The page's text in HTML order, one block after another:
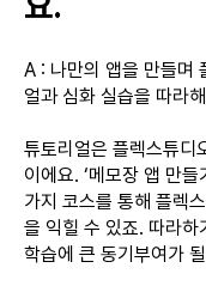
A : 나만의 앱을 만들며
얼과 심화 실습을 따라
튜토리얼은 플렉스튜디
이에요. ‘메모장 앱 만들
가지 코스를 통해 플렉
을 익힐 수 있죠. 따라하
학습에 큰 동기부여가